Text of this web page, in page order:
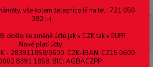
vše kolem železnice Já na tel.: 721 050
382 :-)
došlo ke změně účtů jak v CZK tak v EUR!
Nově platí účty:
- 283911858/0600, CZK-IBAN: CZ15 0600
8391 1858, BIC: AGBACZPP